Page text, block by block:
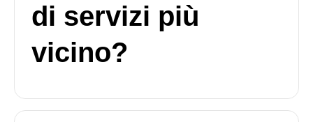
di servizi più
vicino?